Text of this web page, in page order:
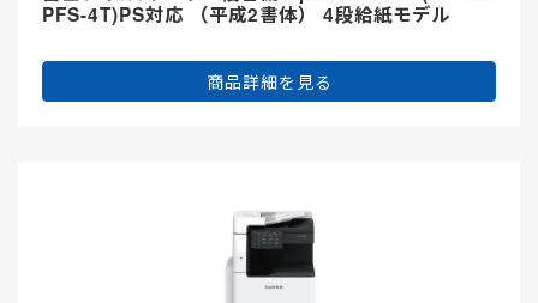
PFS-4T)PS対応 （平成2書体） 4段給紙モデル
商品詳細を見る